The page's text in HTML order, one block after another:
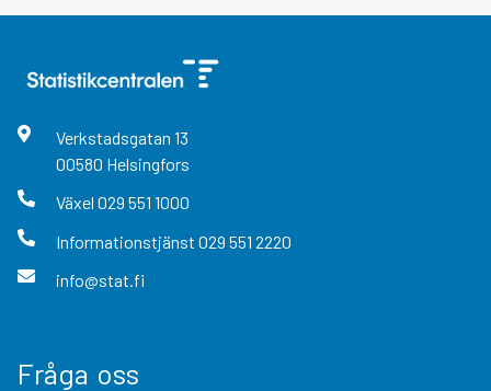
Verkstadsgatan 13
00580 Helsingfors
Växel 029 551 1000
Informationstjänst 029 551 2220
info@stat.fi
Fråga oss